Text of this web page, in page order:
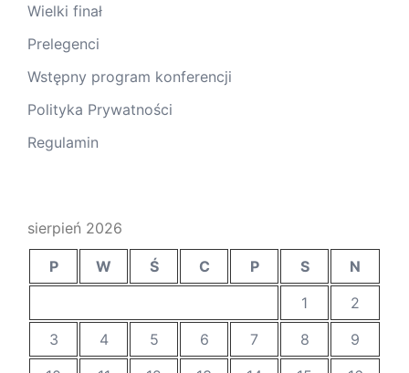
Wielki finał
Prelegenci
Wstępny program konferencji
Polityka Prywatności
Regulamin
sierpień 2026
P W Ś C P S
N
1
2
3
4 5 6 7 8
9